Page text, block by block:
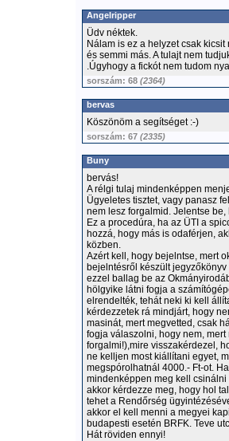
Angelripper
Üdv néktek.
Nálam is ez a helyzet csak
és semmi más. A tulajt nem
.Úgyhogy a fickót nem tudom
sorszám: 68 (2364)
bervas
Köszönöm a segítséget :-)
sorszám: 67 (2335)
Buny
bervás!
A rélgi tulaj mindenképpen
Ügyeletes tisztet, vagy panasz
nem lesz forgalmid. Jelentse
Ez a procedúra, ha az ÜTI a
hozzá, hogy más is odaférjen,
közben.
Azért kell, hogy bejelntse, mert
bejelntésről készült
ezzel ballag be az
hölgyike látni fogja a
elrendelték, tehát neki ki kell
kérdezzetek rá mindjárt, hogy
masinát, mert megvetted, csak
fogja válaszolni, hogy nem,
forgalmi!),mire visszakérdezel,
ne kelljen most kiállítani egyet,
megspórolhatnál 4000.- Ft-ot.
mindenképpen meg kell
akkor kérdezze meg, hogy hol
tehet a Rendőrség
akkor el kell menni a megyei
budapesti esetén BRFK. Teve
Hát röviden ennyi!